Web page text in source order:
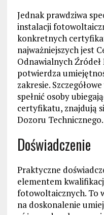
Jednak prawdziwa
instalacji
konkretnych
najważniejszych jest
Odnawialnych
potwierdza
zakresie.
spełnić osoby
certyfikatu, znajdują
Dozoru Technicznego.
Doświadczenie
Praktyczne
elementem
fotowoltaicznych. To
na doskonalenie